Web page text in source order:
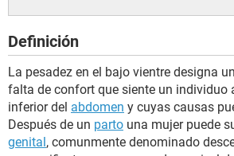
SEXUALIDAD
Definición
La pesadez en el bajo vientre designa
falta de confort que siente un individuo
inferior del abdomen y cuyas causas
Después de un parto una mujer puede
genital, comunmente denominado